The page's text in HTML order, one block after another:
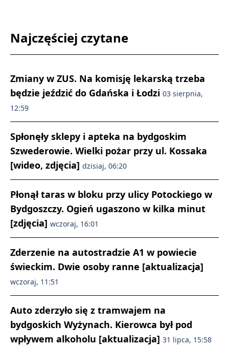
Najczęściej czytane
Zmiany w ZUS. Na komisję lekarską trzeba
będzie jeździć do Gdańska i Łodzi 03 sierpnia,
12:59
Spłonęły sklepy i apteka na bydgoskim
Szwederowie. Wielki pożar przy ul. Kossaka
[wideo, zdjęcia] dzisiaj, 06:20
Płonął taras w bloku przy ulicy Potockiego w
Bydgoszczy. Ogień ugaszono w kilka minut
[zdjęcia] wczoraj, 16:01
Zderzenie na autostradzie A1 w powiecie
świeckim. Dwie osoby ranne [aktualizacja]
wczoraj, 11:51
Auto zderzyło się z tramwajem na
bydgoskich Wyżynach. Kierowca był pod
wpływem alkoholu [aktualizacja] 31 lipca, 15:58